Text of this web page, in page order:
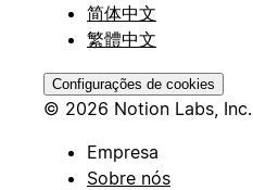
简体中文
繁體中文
Configurações de cookies
© 2026 Notion Labs, Inc.
Empresa
Sobre nós